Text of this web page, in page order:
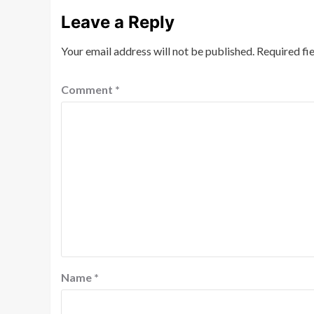
Leave a Reply
Your email address will not be published. Required
Comment *
Name *
Nalanda Crime News
Read More